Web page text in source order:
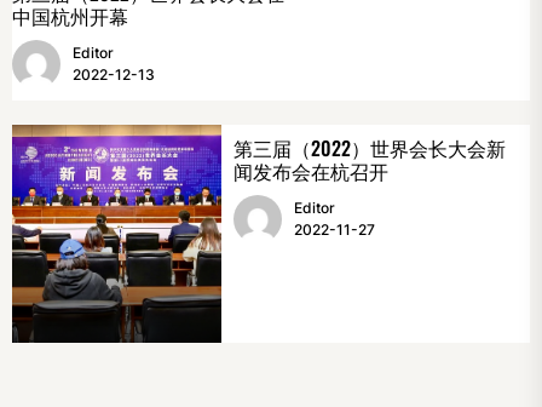
中国杭州开幕
Editor
2022-12-13
第三届（2022）世界会长大会新
闻发布会在杭召开
Editor
2022-11-27